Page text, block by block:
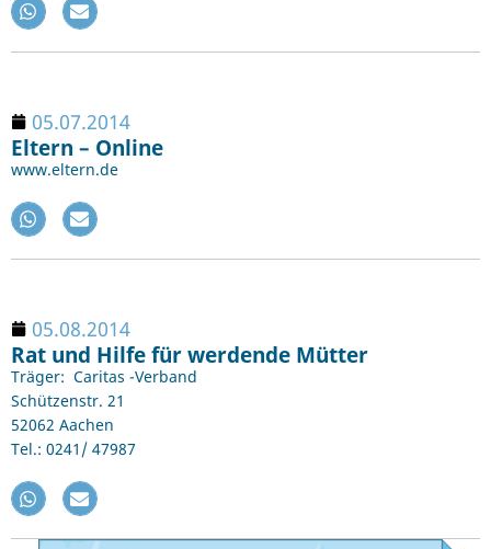
05.07.2014
Eltern – Online
www.eltern.de
05.08.2014
Rat und Hilfe für werdende Mütter
Träger: Caritas -Verband
Schützenstr. 21
52062 Aachen
Tel.: 0241/ 47987